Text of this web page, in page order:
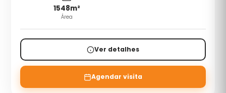
1548m²
Área
Ver detalhes
Agendar visita